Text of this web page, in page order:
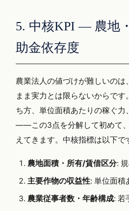
5. 中核KPI — 農地
助金依存度
農業法人の値づけが難しいの
まま実力とは限らないからで
ち方、単位面積あたりの稼ぐ力
——この3点を分解して初めて
えてきます。中核指標は以下で
農地面積・所有/賃借区分:
主要作物の収益性: 単位面積
農業従事者数・年齢構成: 若